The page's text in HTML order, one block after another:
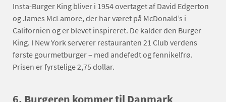
Insta-Burger King bliver i 1954 overtaget af David Edgerton
og James McLamore, der har været på McDonald’s i
Californien og er blevet inspireret. De kalder den Burger
King. I New York serverer restauranten 21 Club verdens
første gourmetburger – med andefedt og fennikelfrø.
Prisen er fyrstelige 2,75 dollar.
6. Burgeren kommer til Danmark